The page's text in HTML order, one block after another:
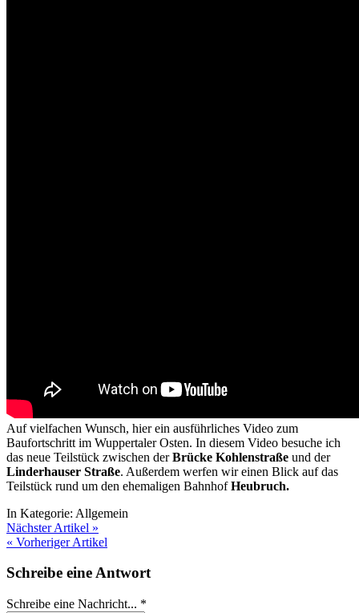
Auf vielfachen Wunsch, hier ein ausführliches Video zum
Baufortschritt im Wuppertaler Osten. In diesem Video besuche ich
das neue Teilstück zwischen derBrücke Kohlenstraße und der
Linderhauser Straße. Außerdem werfen wir einen Blick auf das
Teilstück rund um den ehemaligen BahnhofHeubruch.
In Kategorie: Allgemein
Nächster Artikel »
« Vorheriger Artikel
Schreibe eine Antwort
Schreibe eine Nachricht... *